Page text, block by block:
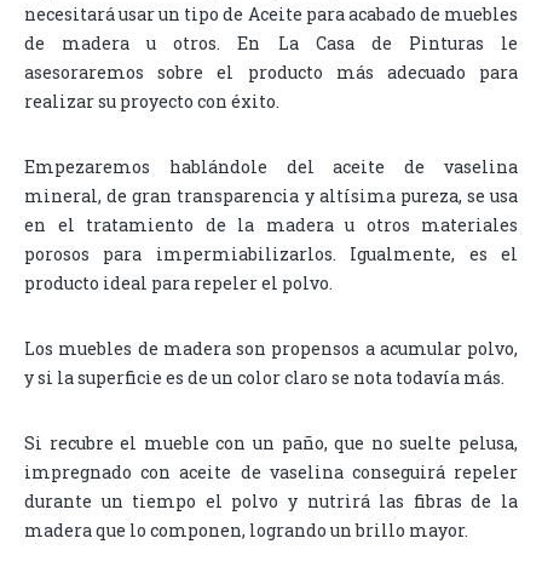
necesitará usar un tipo de Aceite para acabado de muebles
de madera u otros. En La Casa de Pinturas le
asesoraremos sobre el producto más adecuado para
realizar su proyecto con éxito.
Empezaremos hablándole del aceite de vaselina
mineral, de gran transparencia y altísima pureza, se usa
en el tratamiento de la madera u otros materiales
porosos para impermiabilizarlos. Igualmente, es el
producto ideal para repeler el polvo.
Los muebles de madera son propensos a acumular polvo,
y si la superficie es de un color claro se nota todavía más.
Si recubre el mueble con un paño, que no suelte pelusa,
impregnado con aceite de vaselina conseguirá repeler
durante un tiempo el polvo y nutrirá las fibras de la
madera que lo componen, logrando un brillo mayor.